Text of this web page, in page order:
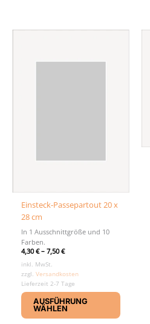
Einsteck-Passepartout 20 x
28 cm
In 1 Ausschnittgröße und 10
Farben.
4,30€–7,50€
inkl. MwSt.
zzgl.Versandkosten
Lieferzeit 2-7 Tage
AUSFÜHRUNG
WÄHLEN
Dieses
weist